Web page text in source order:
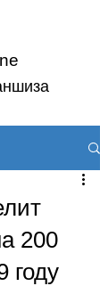
200
году